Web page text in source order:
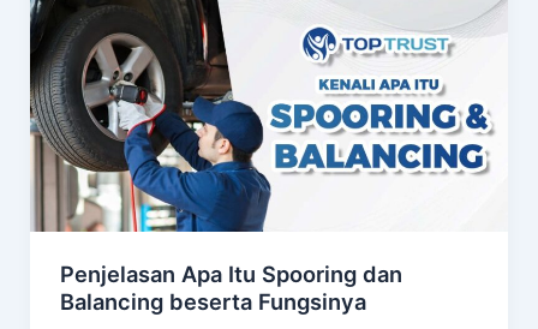
Penjelasan Apa Itu Spooring dan
Balancing beserta Fungsinya